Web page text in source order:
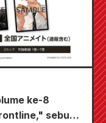
ke-8
sebuah